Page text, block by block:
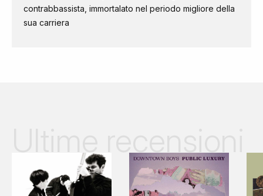
contrabbassista, immortalato nel periodo migliore della
sua carriera